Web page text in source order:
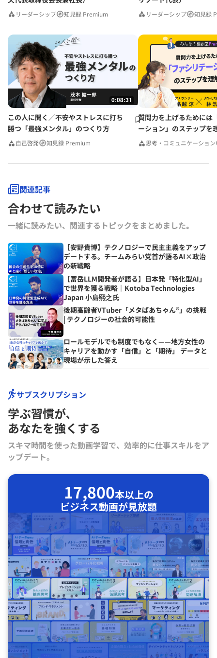
リーダーシップ 知見録 Premium リーダーシップ 知見録
0:08:31
この人に聞く／不安やストレスに打ち
勝つ「最強メンタル」のつくり方
自己啓発 知見録 Premium
質問力を上げるためには
ーション」のステップを
みんなの相談室Premium
思考・コミュニケーション
関連記事
合わせて読みたい
一緒に読みたい、関連するトピックをまとめました｡
【安野貴博】テクノロジーで民主主義をアップ
デートする。チームみらい党首が語るAI×政治
の新戦略
【富岳LLM開発者が語る】日本発「特化型AI」
で世界を獲る戦略｜Kotoba Technologies
Japan 小島熙之氏
後期高齢者VTuber「メタばあちゃん®」の挑戦
| テクノロジーの社会的可能性
ロールモデルでも制度でもなく——地方女性の
キャリアを動かす「自信」と「期待」 データと
現場が示した答え
サブスクリプション
学ぶ習慣が､
あなたを強くする
スキマ時間を使った動画学習で、効率的に仕事スキルをア
ップデート。
17,800本以上の
ビジネス動画が見放題